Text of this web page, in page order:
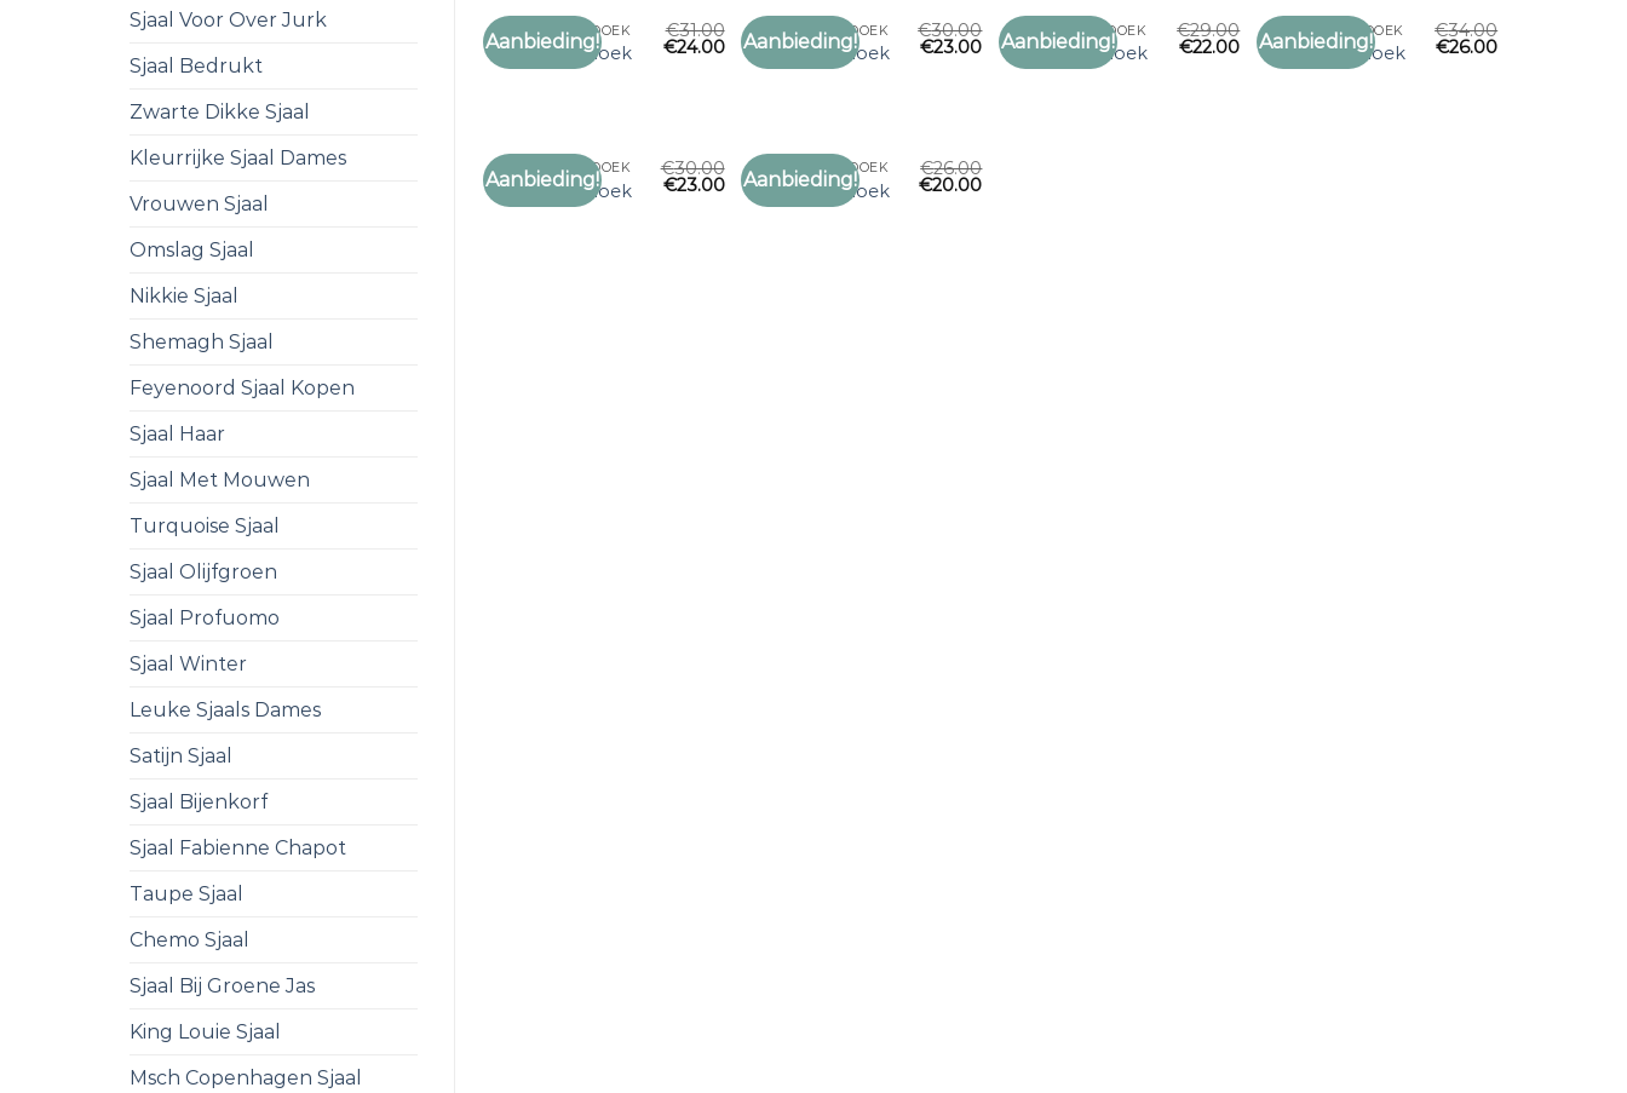
Sjaal Voor Over Jurk
Sjaal Bedrukt
Zwarte Dikke Sjaal
Kleurrijke Sjaal Dames
Vrouwen Sjaal
Omslag Sjaal
Nikkie Sjaal
Shemagh Sjaal
Feyenoord Sjaal Kopen
Sjaal Haar
Sjaal Met Mouwen
Turquoise Sjaal
Sjaal Olijfgroen
Sjaal Profuomo
Sjaal Winter
Leuke Sjaals Dames
Satijn Sjaal
Sjaal Bijenkorf
Sjaal Fabienne Chapot
Taupe Sjaal
Chemo Sjaal
Sjaal Bij Groene Jas
King Louie Sjaal
Msch Copenhagen Sjaal
Aanbieding!
Toevoegen
SJAAL HOOFDDOEK
sjaal hoofddoek
€31.00
€24.00 Aanbieding!
Toevoegen
SJAAL HOOFDDOEK
sjaal hoofddoek
€30.00
€23.00 Aanbieding!
Toevoegen
SJAAL HOOFDDOEK
sjaal hoofddoek
€29.00
€22.00 Aanbieding!
Toevoegen
SJAAL HOOFDDOEK
sjaal hoofddoek
€34.00
€26.00
Aanbieding!
Toevoegen
SJAAL HOOFDDOEK
sjaal hoofddoek
€30.00
€23.00 Aanbieding!
Toevoegen
SJAAL HOOFDDOEK
sjaal hoofddoek
€26.00
€20.00